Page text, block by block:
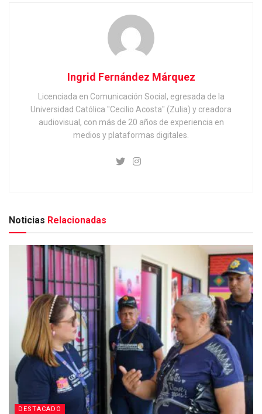
Ingrid Fernández Márquez
Licenciada en Comunicación Social, egresada de la
Universidad Católica "Cecilio Acosta" (Zulia) y creadora
audiovisual, con más de 20 años de experiencia en
medios y plataformas digitales.
Noticias Relacionadas
DESTACADO